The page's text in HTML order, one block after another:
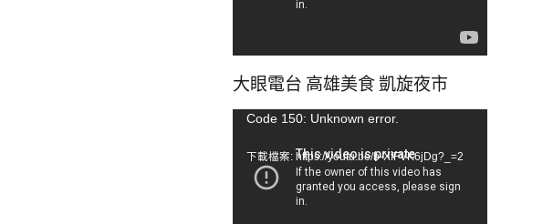
大眼電台 高雄美食 凱旋夜市
視Code 150: Unknown error.
下載檔案: https://youtu.be/b-XfFVK6jDg?_=2